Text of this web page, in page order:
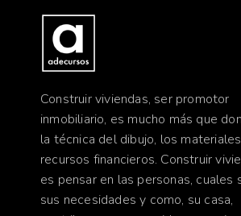
Construir viviendas, ser promotor
inmobiliario, es mucho más que
la técnica del dibujo, los
recursos financieros. Construir
es pensar en las personas, cuales
sus necesidades y como, su casa,